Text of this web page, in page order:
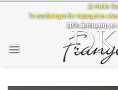
⛱ Hello
Το κατάστημα θα παραμείνει
10% έκπτωσηγια